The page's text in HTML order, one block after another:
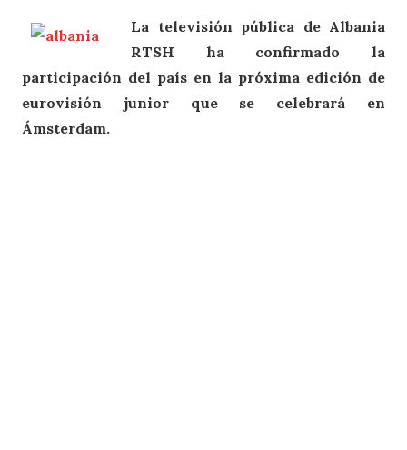
La televisión pública de Albania
RTSH ha confirmado la
participación del país en la próxima edición de
eurovisión junior que se celebrará en
Ámsterdam.